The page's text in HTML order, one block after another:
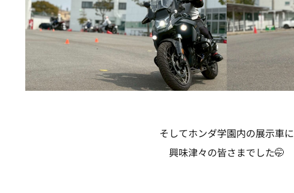
そしてホンダ学園内の展示車に
興味津々の皆さまでした🤭